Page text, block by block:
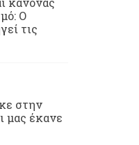
Ο
τις
στην
μας έκανε